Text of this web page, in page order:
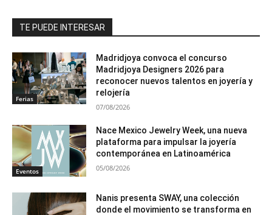
TE PUEDE INTERESAR
Ferias
Madridjoya convoca el concurso
Madridjoya Designers 2026 para
reconocer nuevos talentos en joyería y
relojería
07/08/2026
Eventos
Nace Mexico Jewelry Week, una nueva
plataforma para impulsar la joyería
contemporánea en Latinoamérica
05/08/2026
Nanis presenta SWAY, una colección
donde el movimiento se transforma en